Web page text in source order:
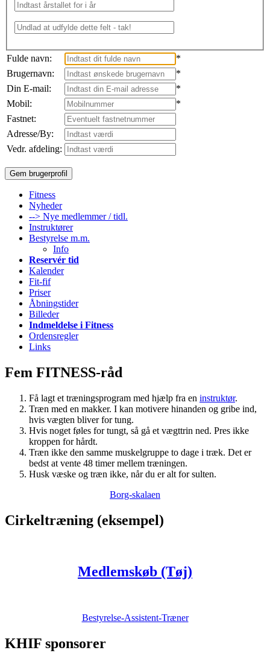
Fulde navn:
*
Brugernavn:
*
Din E-mail:
*
Mobil:
*
Fastnet:
Adresse/By:
Vedr. afdeling:
Fitness
Nyheder
--> Nye medlemmer / tidl.
Instruktører
Bestyrelse m.m.
Info
Reservér tid
Kalender
Fit-fif
Priser
Åbningstider
Billeder
Indmeldelse i Fitness
Ordensregler
Links
Fem FITNESS-råd
Få lagt et træningsprogram med hjælp fra en instruktør.
Træn med en makker. I kan motivere hinanden og gribe ind,
hvis vægten bliver for tung.
Hvis noget føles for tungt, så gå et vægttrin ned. Pres ikke
kroppen for hårdt.
Træn ikke den samme muskelgruppe to dage i træk. Det er
bedst at vente 48 timer mellem træningen.
Husk væske og træn ikke, når du er alt for sulten.
Borg-skalaen
Cirkeltræning (eksempel)
Medlemskøb (Tøj)
Bestyrelse-Assistent-Træner
KHIF sponsorer